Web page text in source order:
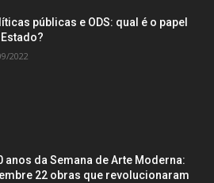
públicas e ODS: qual é o papel
2022
anos da Semana de Arte Moderna:
22 obras que revolucionaram